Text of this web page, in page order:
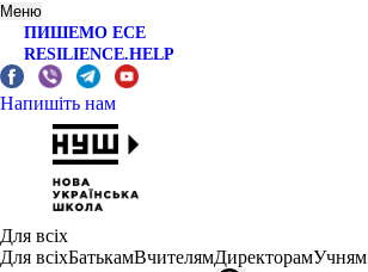
Меню
ПИШЕМО ЕСЕ
RESILIENCE.HELP
Напишіть нам
Для всіх
Для всіхБатькамВчителямДиректорамУчням